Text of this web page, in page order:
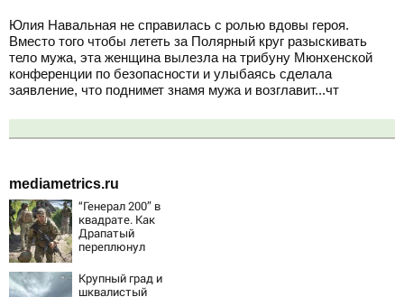
Юлия Навальная не справилась с ролью вдовы героя.
Вместо того чтобы лететь за Полярный круг разыскивать
тело мужа, эта женщина вылезла на трибуну Мюнхенской
конференции по безопасности и улыбаясь сделала
заявление, что поднимет знамя мужа и возглавит...чт
mediametrics.ru
“Генерал 200” в
квадрате. Как
Драпатый
переплюнул
Крупный град и
шквалистый